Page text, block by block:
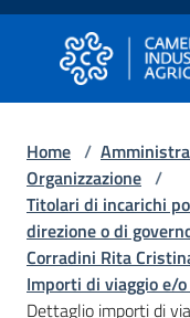
Vai al contenuto
Vai alla navigazione
Vai al footer
Camera di
Camera di
Avviare
Impresa
Gestire
Home /
Organizzazione /
Titolari di incarichi
direzione o di
Corradini Rita
Importi di viaggio e/
Dettaglio importi di